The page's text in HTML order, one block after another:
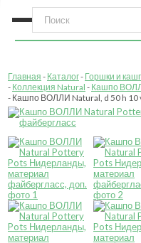
Главная Каталог Горшки и
Коллекция Natural
Кашпо
Кашпо ВОЛЛИ Natural, d 50 h 10